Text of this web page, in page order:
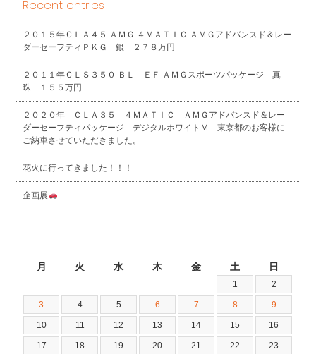
Recent entries
２０１５年ＣＬＡ４５ ＡＭＧ ４ＭＡＴＩＣ ＡＭＧアドバンスド＆レー
ダーセーフティＰＫＧ 銀 ２７８万円
２０１１年ＣＬＳ３５０ ＢＬ－ＥＦ ＡＭＧスポーツパッケージ 真
珠 １５５万円
２０２０年 ＣＬＡ３５ ４ＭＡＴＩＣ ＡＭＧアドバンスド＆レー
ダーセーフティパッケージ デジタルホワイトＭ 東京都のお客様に
ご納車させていただきました。
花火に行ってきました！！！
企画展
月 火 水 木 金 土 日
1 2
3 4 5 6 7 8 9
10 11 12 13 14 15 16
17 18 19 20 21 22 23